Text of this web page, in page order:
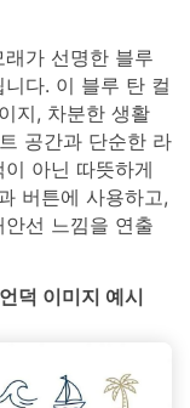
가 선명한 블루
다. 이 블루 탄 컬
지, 차분한 생활
공간과 단순한 라
아닌 따뜻하게
버튼에 사용하고,
선 느낌을 연출
덕 이미지 예시